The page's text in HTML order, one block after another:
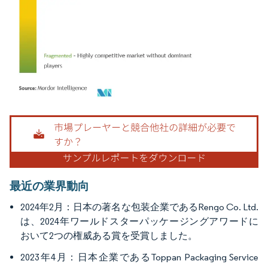
画像 © Mordor Intelligence。再利用にはCC BY 4.0の表示が必要です。
最近の業界動向
2024年2月：日本の著名な包装企業であるRengo Co. Ltd.
は、2024年ワールドスターパッケージングアワードに
おいて2つの権威ある賞を受賞しました。
2023年4月：日本企業であるToppan Packaging Service